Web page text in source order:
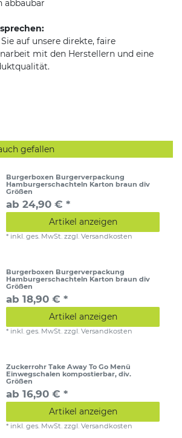
abbaubar
auf unsere direkte, faire
mit den Herstellern und eine
gefallen
Burgerboxen Burgerverpackung
Hamburgerschachteln Karton braun div
Größen
ab 24,90 € *
Artikel anzeigen
* inkl. ges. MwSt. zzgl.Versandkosten
Burgerboxen Burgerverpackung
Hamburgerschachteln Karton braun div
Größen
ab 18,90 € *
Artikel anzeigen
* inkl. ges. MwSt. zzgl.Versandkosten
Zuckerrohr Take Away To Go Menü
Einwegschalen kompostierbar, div.
Größen
ab 16,90 € *
Artikel anzeigen
* inkl. ges. MwSt. zzgl.Versandkosten